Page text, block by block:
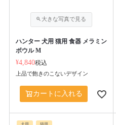
ハンター 犬用 猫用 食器 メラミン
ボウル M
¥4,840税込
上品で飽きのこないデザイン
カートに入れる